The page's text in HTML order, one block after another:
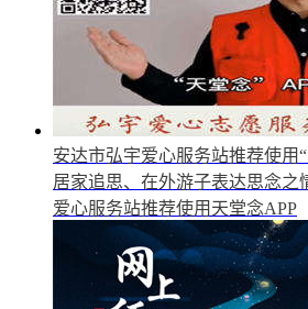
安达市弘宇爱心服务站推荐使用
居家追思、在外游子表达思念之
爱心服务站推荐使用天堂念APP